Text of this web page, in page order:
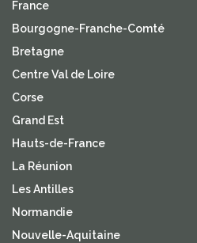
France
Bourgogne-Franche-Comté
Bretagne
Centre Val de Loire
Corse
Grand Est
Hauts-de-France
La Réunion
Les Antilles
Normandie
Nouvelle-Aquitaine